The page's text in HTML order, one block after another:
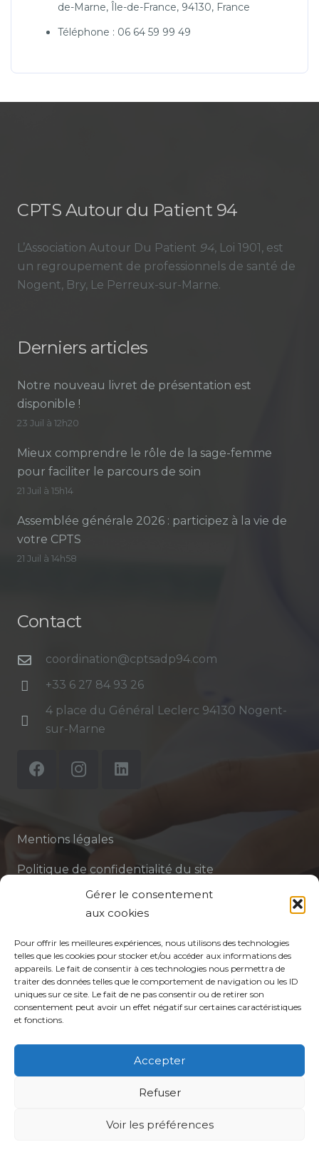
Gérer le consentement
aux cookies
Pour offrir les meilleures expériences, nous utilisons des technologies
telles que les cookies pour stocker et/ou accéder aux informations des
appareils. Le fait de consentir à ces technologies nous permettra de
traiter des données telles que le comportement de navigation ou les ID
uniques sur ce site. Le fait de ne pas consentir ou de retirer son
consentement peut avoir un effet négatif sur certaines caractéristiques
et fonctions.
Accepter
Refuser
Voir les préférences
de-Marne, Île-de-France, 94130, France
Téléphone : 06 64 59 99 49
CPTS Autour du Patient 94
L’Association Autour Du Patient 94, Loi 1901, est
un regroupement de professionnels de santé de
Nogent, Bry, Le Perreux-sur-Marne.
Derniers articles
Notre nouveau livret de présentation est
disponible !
23 Juil à 12h20
Mieux comprendre le rôle de la sage-femme
pour faciliter le parcours de soin
21 Juil à 15h14
Assemblée générale 2026 : participez à la vie de
votre CPTS
21 Juil à 14h58
Contact
coordination@cptsadp94.com
+33 6 27 84 93 26
4 place du Général Leclerc 94130 Nogent-
sur-Marne
Mentions légales
Politique de confidentialité du site
Politique de protection des données de la CPTS
Votre CPTS
Professionnels de santé